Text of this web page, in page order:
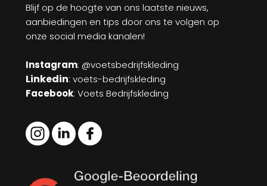
Blijf op de hoogte van ons laatste nieuws,
aanbiedingen en tips door ons te volgen op
onze social media kanalen!
Instagram: @voetsbedrijfskleding
Linkedin: voets-bedrijfskleding
Facebook: Voets Bedrijfskleding